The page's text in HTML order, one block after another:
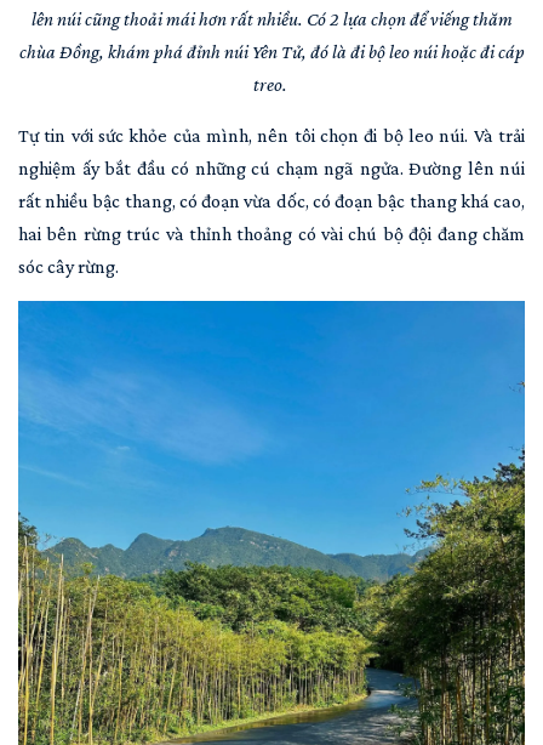
lên núi cũng thoải mái hơn rất nhiều. Có 2 lựa chọn để viếng thăm
chùa Đồng, khám phá đỉnh núi Yên Tử, đó là đi bộ leo núi hoặc đi cáp
treo.
Tự tin với sức khỏe của mình, nên tôi chọn đi bộ leo núi. Và trải
nghiệm ấy bắt đầu có những cú chạm ngã ngửa. Đường lên núi
rất nhiều bậc thang, có đoạn vừa dốc, có đoạn bậc thang khá cao,
hai bên rừng trúc và thỉnh thoảng có vài chú bộ đội đang chăm
sóc cây rừng.